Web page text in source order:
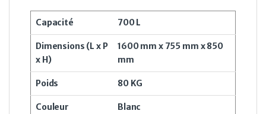
Capacité 700 L
Dimensions (L x P
x H)
1600 mm x 755 mm x 850
mm
Poids 80 KG
Couleur Blanc